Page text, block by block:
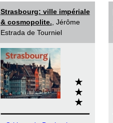
Strasbourg: ville impériale
& cosmopolite. , Jérôme
Estrada de Tourniel